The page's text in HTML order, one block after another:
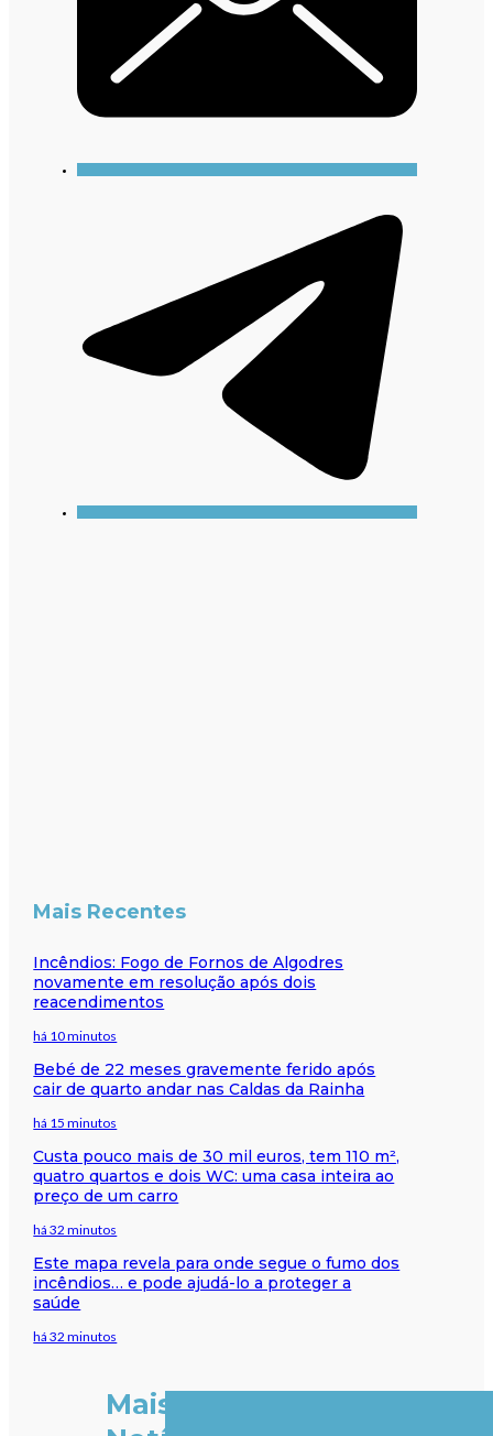
Mais Recentes
Incêndios: Fogo de Fornos de Algodres
novamente em resolução após dois
reacendimentos
há 10 minutos
Bebé de 22 meses gravemente ferido após
cair de quarto andar nas Caldas da Rainha
há 15 minutos
Custa pouco mais de 30 mil euros, tem 110 m²,
quatro quartos e dois WC: uma casa inteira ao
preço de um carro
há 32 minutos
Este mapa revela para onde segue o fumo dos
incêndios… e pode ajudá-lo a proteger a
saúde
há 32 minutos
Mais